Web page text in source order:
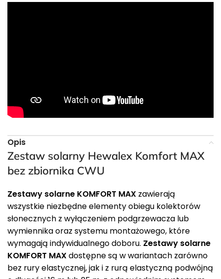
Opis
Zestaw solarny Hewalex Komfort MAX
bez zbiornika CWU
Zestawy solarne KOMFORT MAX zawierają
wszystkie niezbędne elementy obiegu kolektorów
słonecznych z wyłączeniem podgrzewacza lub
wymiennika oraz systemu montażowego, które
wymagają indywidualnego doboru. Zestawy solarne
KOMFORT MAXdostępne są w wariantach zarówno
bez rury elastycznej, jak i z rurą elastyczną podwójną